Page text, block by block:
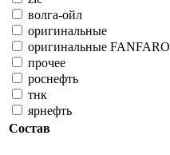
волга-ойл
оригинальные
оригинальные FANFARO
прочее
роснефть
тнк
ярнефть
Состав